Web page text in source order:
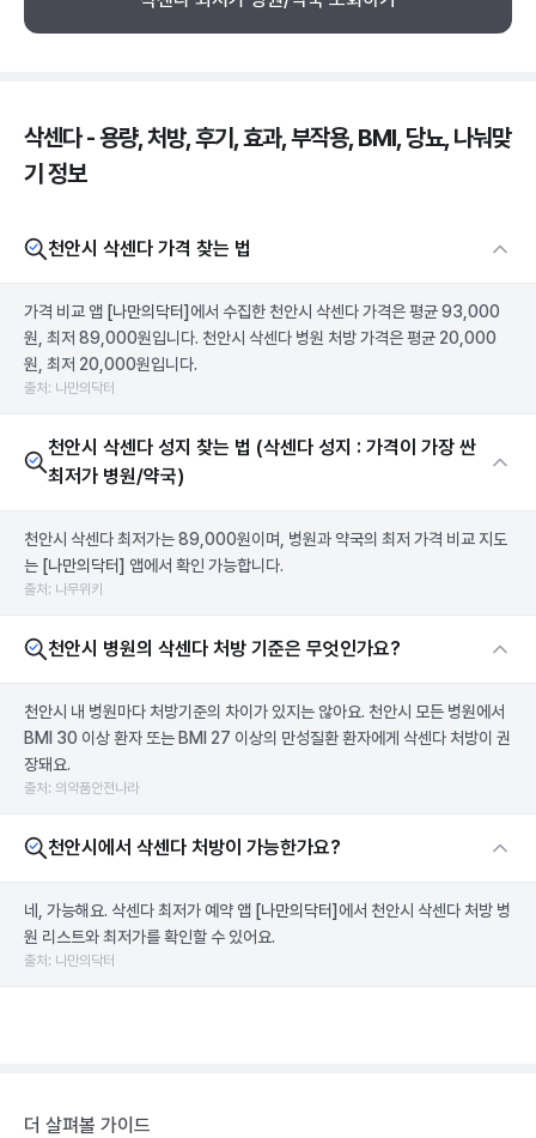
삭센다 - 용량, 처방, 후기, 효과, 부작용, BMI, 당뇨, 나눠맞
기 정보
천안시 삭센다 가격 찾는 법
가격 비교 앱 [나만의닥터] 에서 수집한 천안시 삭센다 가격은 평균 93,000
원, 최저 89,000원입니다. 천안시 삭센다 병원 처방 가격은 평균 20,000
원, 최저 20,000원입니다.
출처: 나만의닥터
천안시 삭센다 성지 찾는 법 (삭센다 성지 : 가격이 가장 싼
최저가 병원/약국)
천안시 삭센다 최저가는 89,000원이며, 병원과 약국의 최저 가격 비교 지도
는 [나만의닥터] 앱에서 확인 가능합니다.
출처: 나무위키
천안시 병원의 삭센다 처방 기준은 무엇인가요?
천안시 내 병원마다 처방기준의 차이가 있지는 않아요. 천안시 모든 병원에서
BMI 30 이상 환자 또는 BMI 27 이상의 만성질환 환자에게 삭센다 처방이 권
장돼요.
출처: 의약품안전나라
천안시에서 삭센다 처방이 가능한가요?
네, 가능해요. 삭센다 최저가 예약 앱 [나만의닥터] 에서 천안시 삭센다 처방 병
원 리스트와 최저가를 확인할 수 있어요.
출처: 나만의닥터
더 살펴볼 가이드